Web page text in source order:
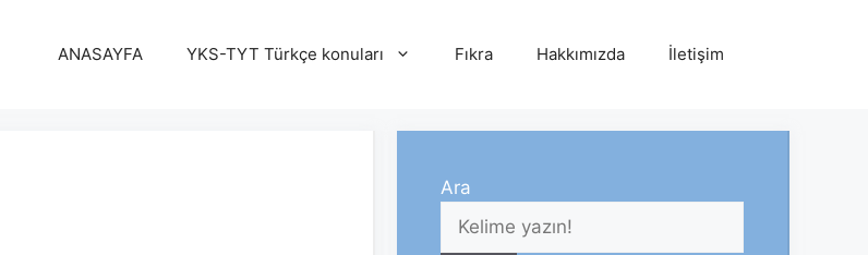
ANASAYFA YKS-TYT Türkçe konuları Fıkra Hakkımızda İletişim
Ara